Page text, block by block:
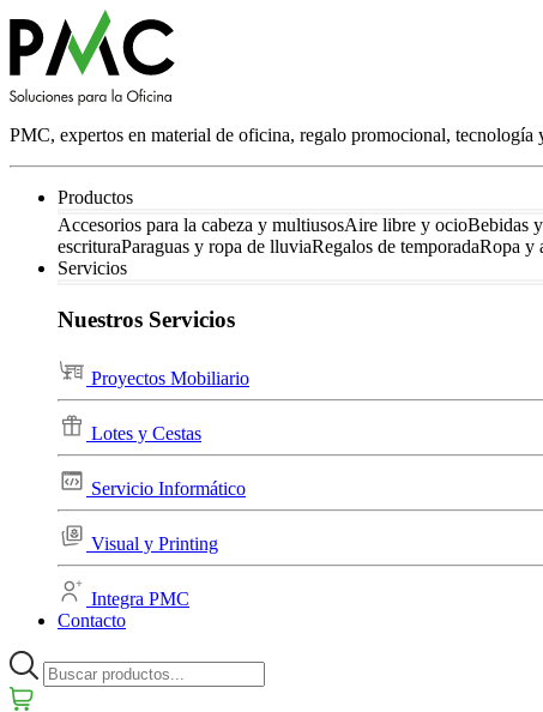
PMC, expertos en material de oficina, regalo promocional,
Productos
Accesorios para la cabeza y multiusosAire libre y ocioBebidas
escrituraParaguas y ropa de lluviaRegalos de temporadaRopa y
Servicios
Nuestros Servicios
Proyectos Mobiliario
Lotes y Cestas
Servicio Informático
Visual y Printing
Integra PMC
Contacto